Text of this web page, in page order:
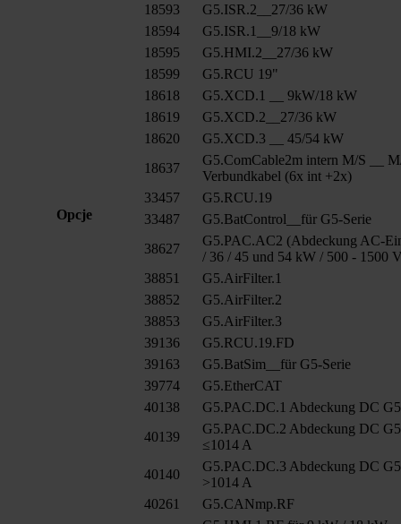
Opcje
18593
G5.ISR.2__27/36 kW
18594
G5.ISR.1__9/18 kW
18595
G5.HMI.2__27/36 kW
18599
G5.RCU 19"
18618
G5.XCD.1 __ 9kW/18 kW
18619
G5.XCD.2__27/36 kW
18620
G5.XCD.3 __ 45/54 kW
18637
G5.ComCable2m intern M/S __
Verbundkabel (6x int +2x)
33457
G5.RCU.19
33487
G5.BatControl__für G5-Serie
38627
G5.PAC.AC2 (Abdeckung AC-
/ 36 / 45 und 54 kW / 500 - 1500
38851
G5.AirFilter.1
38852
G5.AirFilter.2
38853
G5.AirFilter.3
39136
G5.RCU.19.FD
39163
G5.BatSim__für G5-Serie
39774
G5.EtherCAT
40138
G5.PAC.DC.1 Abdeckung DC
40139
G5.PAC.DC.2 Abdeckung DC
≤1014 A
40140
G5.PAC.DC.3 Abdeckung DC
>1014 A
40261
G5.CANmp.RF